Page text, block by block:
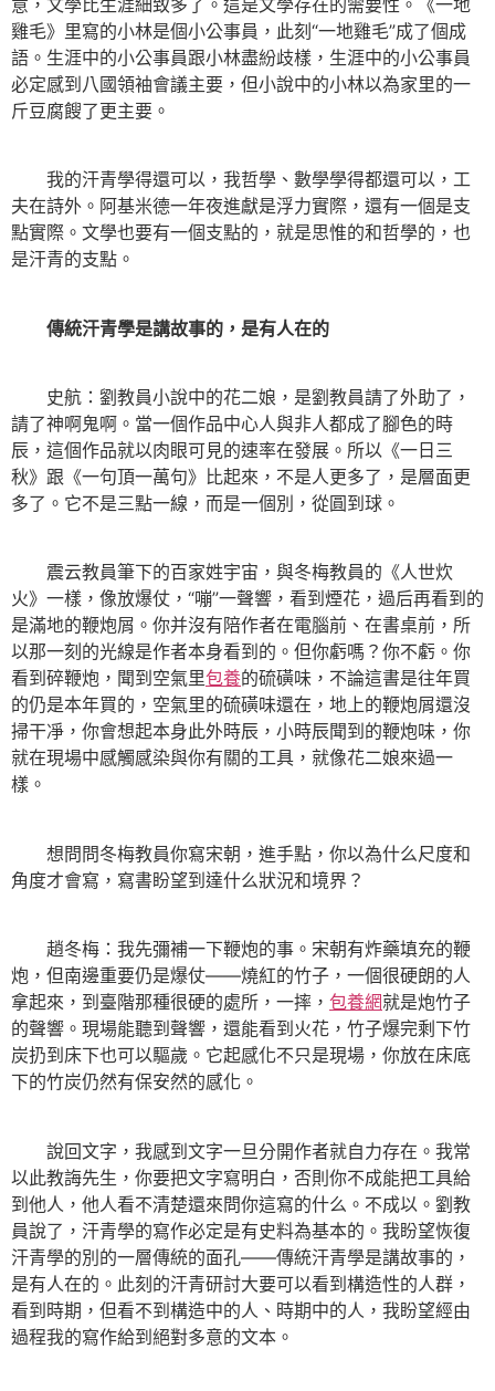
雞毛》里寫的小林是個小公事員，此刻“一地雞毛”成了個成
語。生涯中的小公事員跟小林盡紛歧樣，生涯中的小公事員
必定感到八國領袖會議主要，但小說中的小林以為家里的一
斤豆腐餿了更主要。
我的汗青學得還可以，我哲學、數學學得都還可以，工
夫在詩外。阿基米德一年夜進獻是浮力實際，還有一個是支
點實際。文學也要有一個支點的，就是思惟的和哲學的，也
是汗青的支點。
傳統汗青學是講故事的，是有人在的
史航：劉教員小說中的花二娘，是劉教員請了外助了，
請了神啊鬼啊。當一個作品中心人與非人都成了腳色的時
辰，這個作品就以肉眼可見的速率在發展。所以《一日三
秋》跟《一句頂一萬句》比起來，不是人更多了，是層面更
多了。它不是三點一線，而是一個別，從圓到球。
震云教員筆下的百家姓宇宙，與冬梅教員的《人世炊
火》一樣，像放爆仗，“嘣”一聲響，看到煙花，過后再看到的
是滿地的鞭炮屑。你并沒有陪作者在電腦前、在書桌前，所
以那一刻的光線是作者本身看到的。但你虧嗎？你不虧。你
看到碎鞭炮，聞到空氣里包養的硫磺味，不論這書是往年買
的仍是本年買的，空氣里的硫磺味還在，地上的鞭炮屑還沒
掃干凈，你會想起本身此外時辰，小時辰聞到的鞭炮味，你
就在現場中感觸感染與你有關的工具，就像花二娘來過一
樣。
想問問冬梅教員你寫宋朝，進手點，你以為什么尺度和
角度才會寫，寫書盼望到達什么狀況和境界？
趙冬梅：我先彌補一下鞭炮的事。宋朝有炸藥填充的鞭
炮，但南邊重要仍是爆仗——燒紅的竹子，一個很硬朗的人
拿起來，到臺階那種很硬的處所，一摔， 包養網就是炮竹子
的聲響。現場能聽到聲響，還能看到火花，竹子爆完剩下竹
炭扔到床下也可以驅歲。它起感化不只是現場，你放在床底
下的竹炭仍然有保安然的感化。
說回文字，我感到文字一旦分開作者就自力存在。我常
以此教誨先生，你要把文字寫明白，否則你不成能把工具給
到他人，他人看不清楚還來問你這寫的什么。不成以。劉教
員說了，汗青學的寫作必定是有史料為基本的。我盼望恢復
汗青學的別的一層傳統的面孔——傳統汗青學是講故事的，
是有人在的。此刻的汗青研討大要可以看到構造性的人群，
看到時期，但看不到構造中的人、時期中的人，我盼望經由
過程我的寫作給到絕對多意的文本。